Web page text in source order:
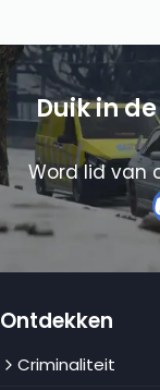
Duik in
Word lid van
Ontdekken
Criminaliteit